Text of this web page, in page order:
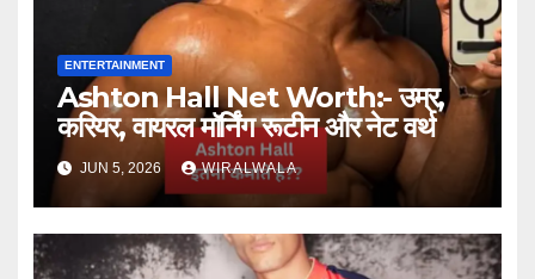
ENTERTAINMENT
Ashton Hall Net Worth:- उम्र,
करियर, वायरल मॉर्निंग रूटीन और नेट वर्थ
JUN 5, 2026 WIRALWALA